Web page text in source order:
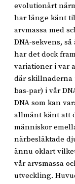
evolutionärt
har länge känt
arvmassa med
DNA-sekvens,
har det dock
variationer i var
där skillnaderna
bas-par) i vår
DNA som kan
allmänt känt att
människor
närbesläktade
ännu oklart
vår arvsmassa
utveckling.